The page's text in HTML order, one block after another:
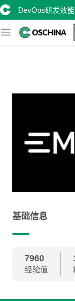
DevOps研发效能
基础信息
7960
经验值